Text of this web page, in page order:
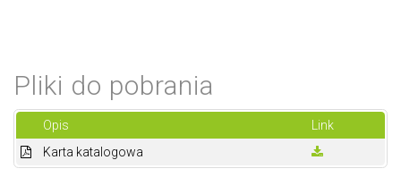
Pliki do pobrania
Opis
Link
Karta katalogowa